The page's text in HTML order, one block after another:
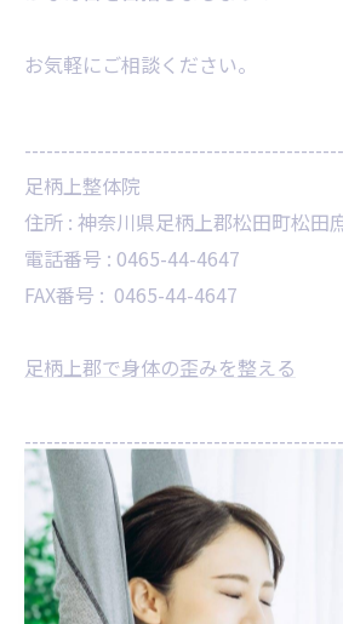
お気軽にご相談ください。
足柄上整体院
住所 : 神奈川県足柄上郡松田町松田
電話番号 : 0465-44-4647
FAX番号 : 0465-44-4647
足柄上郡で身体の歪みを整える
歪み
< 前のページ 一覧に戻る